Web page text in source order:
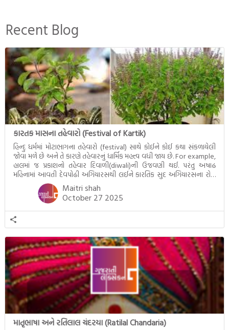
ઉત્તરાધિકારી તરીકે સ્થાપે છે તે
દૃશ્યો અંકિત થયાં છે. ટૂંકમાં બુદ્ધનાં
જીવનના અંતિમ દિવસોની યાત્રાનો
પરિપાક જોવા મળે […]
Recent Blog
કારતક માસના તહેવારો (Festival of Kartik)
હિન્દુ ધર્મમાં મોટાભાગના તહેવારો (festival) સાથે કોઈને કોઈ કથા સંકળાયેલી
જોવા મળે છે અને તે કારણે તહેવારનું ધાર્મિક મહત્ત્વ વધી જાય છે. For example,
હાલમાં જ પ્રકાશનો તહેવાર દિવાળી(diwali)ની ઉજવણી થઈ. પરંતુ અષાઢ
મહિનામાં આવતી દેવપોઢી અગિયારસથી લઈને કારતિક સુદ અગિયારસના રોજ
આવતી દેવ ઊઠી અગિયારસ વચ્ચે મોટેભાગે યજ્ઞોપવીત સંસ્કાર, લગ્ન,
દીક્ષાગ્રહણ, યજ્ઞ, ગૃહપ્રવેશ જેવા […]
Maitri shah
October 27 2025
માતૃભાષા અને રતિલાલ ચંદરયા (Ratilal Chandaria)